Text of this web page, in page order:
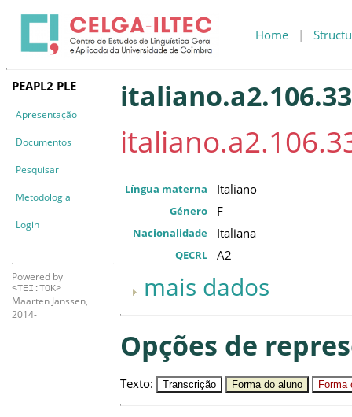
Home |
PEAPL2 PLE
Apresentação
Documentos
Pesquisar
Metodologia
Login
Powered by
<TEI:TOK>
Maarten Janssen,
2014-
Língua materna Italiano
Género F
Nacionalidade Italiana
QECRL A2
mais dados
Opções de
Texto: Transcrição Forma do aluno Forma